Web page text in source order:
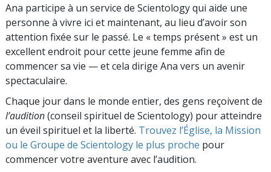
Ana participe à un service de Scientology qui aide une
personne à vivre ici et maintenant, au lieu d’avoir son
attention fixée sur le passé. Le « temps présent » est un
excellent endroit pour cette jeune femme afin de
commencer sa vie — et cela dirige Ana vers un avenir
spectaculaire.
Chaque jour dans le monde entier, des gens reçoivent de
l’audition(conseil spirituel de Scientology) pour atteindre
un éveil spirituel et la liberté. Trouvez l’Église, la Mission
ou le Groupe de Scientology le plus proche pour
commencer votre aventure avec l’audition.